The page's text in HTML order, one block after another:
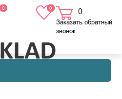
0 0 0
в корзине
Заказать обратный
звонок